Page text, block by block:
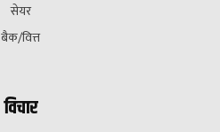
सेयर
बैक/वित्त
विचार